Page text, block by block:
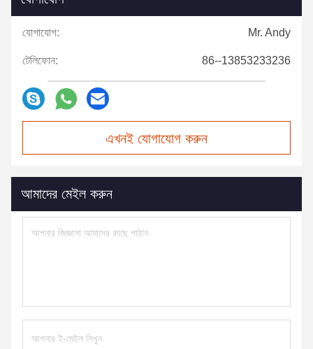
যোগাযোগ: Mr. Andy
টেলিফোন: 86--13853233236
এখনই যোগাযোগ করুন
আমাদের মেইল করুন